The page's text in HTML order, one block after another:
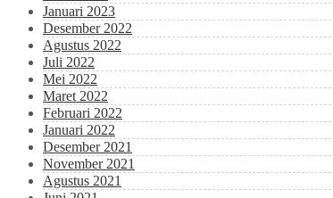
Januari 2023
Desember 2022
Agustus 2022
Juli 2022
Mei 2022
Maret 2022
Februari 2022
Januari 2022
Desember 2021
November 2021
Agustus 2021